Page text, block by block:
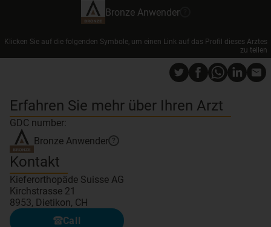
Bronze Anwender
Klicken Sie auf die folgenden Symbole, um einen Link auf das Profil dieses Arztes
zu teilen
Erfahren Sie mehr über Ihren Arzt
GDC number:
Bronze Anwender ?
Kontakt
Kieferorthopäde Suisse AG
Kirchstrasse 21
8953, Dietikon, CH
Call